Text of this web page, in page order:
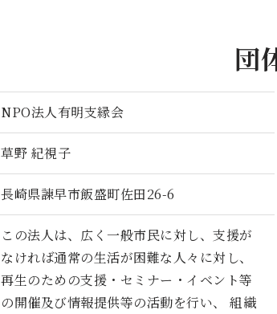
団
NPO法人有明支縁会
草野 紀視子
長崎県諫早市飯盛町佐田26-6
この法人は、広く一般市民に対し、支援が
なければ通常の生活が困難な人々に対し、
再生のための支援・セミナー・イベント等
の開催及び情報提供等の活動を行い、 組織